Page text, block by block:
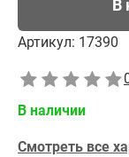
В
Артикул: 17390
В наличии
Смотреть все